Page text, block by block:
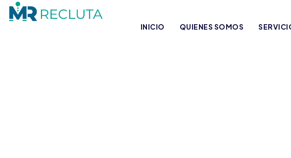
INICIO QUIENES SOMOS